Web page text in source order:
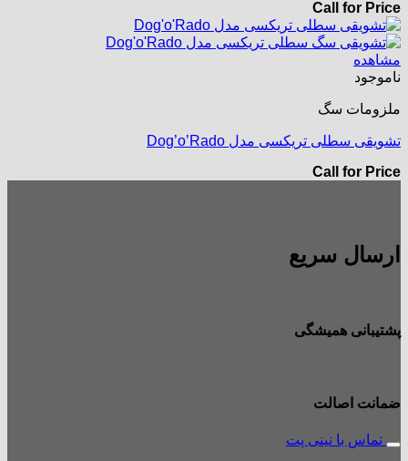
Call for Price
مشاهده
ناموجود
ملزومات سگ
تشویقی سطلی تریکسی مدل Dog’o’Rado
Call for Price
ارسال سریع
پشتیبانی همیشگی
ضمانت اصالت
تماس با نینی پت